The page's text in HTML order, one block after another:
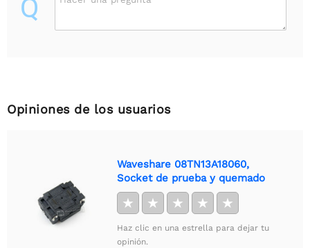
Q
Opiniones de los usuarios
Waveshare 08TN13A18060,
Socket de prueba y quemado
★ ★ ★ ★ ★
Haz clic en una estrella para dejar tu
opinión.